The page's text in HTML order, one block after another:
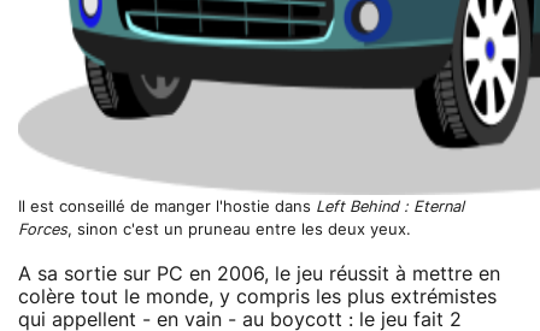
Il est conseillé de manger l'hostie dans Left Behind : Eternal
Forces, sinon c'est un pruneau entre les deux yeux.
A sa sortie sur PC en 2006, le jeu réussit à mettre en
colère tout le monde, y compris les plus extrémistes
qui appellent - en vain - au boycott : le jeu fait 2